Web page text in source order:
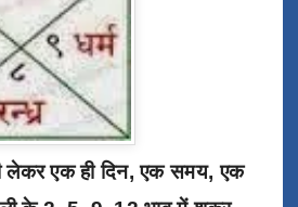
लेकर एक ही दिन,एक समय,एक